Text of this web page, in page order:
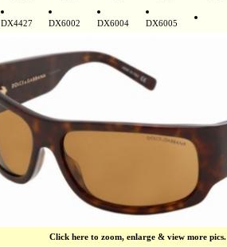
DX4427 DX6002 DX6004 DX6005
Click here to zoom, enlarge & view more pics.